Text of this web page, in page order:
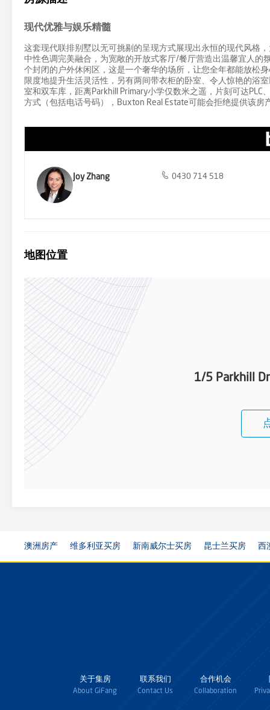
现代优雅与娱乐精髓
这套现代联排别墅以无可挑剔的呈现方式展现出永恒的现代风格
中性色调完美融合，为宽敞的开放式客厅/餐厅营造出温馨宜人的
个封闭的户外休闲区，这是一个奢华的场所，让您全年都能放松
限度地提升生活灵活性，另有两间带衣柜的卧室、令人惊艳的浴
室和双车库，距离Parkhill Primary小学仅数米之遥，片刻可达
方式（包括电话号码），Buxton Real Estate可能会拒绝提供该
Joy Zhang 0430 714 518
地图位置
1/5 Parkhill
澳洲房产 维多利亚买房 新南威尔士买房 昆士兰买房 西
关于集房
About GiFang
联系我们
Contact Us
合作机会
Collaboration